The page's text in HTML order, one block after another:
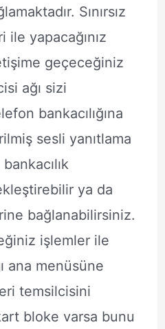
Sınırsız
ile yapacağınız
geçeceğiniz
ağı sizi
bankacılığına
sesli yanıtlama
ya da
bağlanabilirsiniz.
işlemler ile
ana menüsüne
temsilcisini
bloke varsa bunu